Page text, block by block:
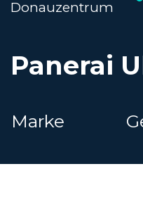
Donauzentrum
Panerai
Marke